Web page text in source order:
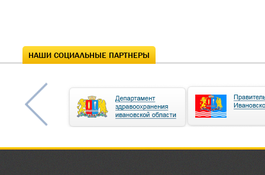
НАШИ СОЦИАЛЬНЫЕ ПАРТНЕРЫ